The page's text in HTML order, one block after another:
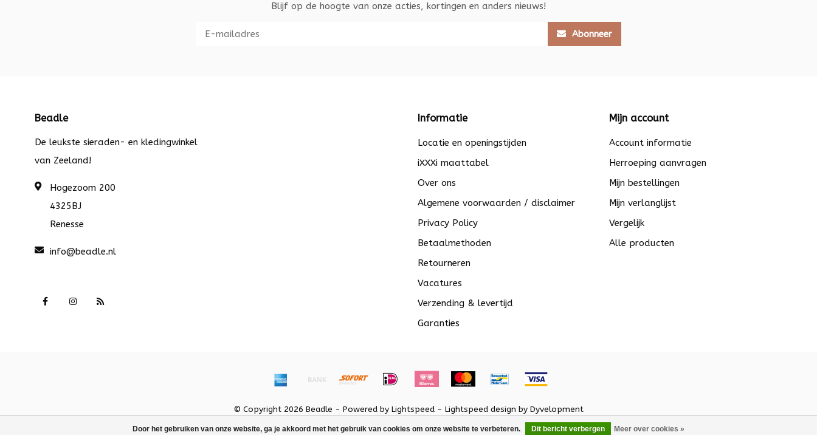
Door het gebruiken van onze website, ga je akkoord met het gebruik van cookies om onze website te verbeteren. Dit bericht verbergen Meer over cookies »
Blijf op de hoogte van onze acties, kortingen en anders nieuws!
Abonneer
Beadle
De leukste sieraden- en kledingwinkel
van Zeeland!
Hogezoom 200
4325BJ
Renesse
info@beadle.nl
Informatie
Locatie en openingstijden
iXXXi maattabel
Over ons
Algemene voorwaarden / disclaimer
Privacy Policy
Betaalmethoden
Retourneren
Vacatures
Verzending & levertijd
Garanties
Mijn account
Account informatie
Herroeping aanvragen
Mijn bestellingen
Mijn verlanglijst
Vergelijk
Alle producten
© Copyright 2026 Beadle - Powered by Lightspeed - Lightspeed design by Dyvelopment